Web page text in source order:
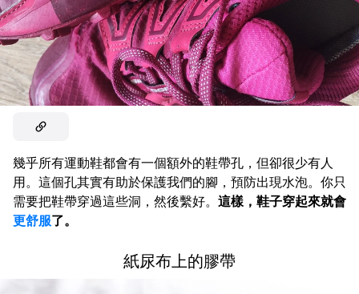
幾乎所有運動鞋都會有一個額外的鞋帶孔，但卻很少有人
用。這個孔其實有助於保護我們的腳，預防出現水泡。你只
需要把鞋帶穿過這些洞，然後繫好。 這樣，鞋子穿起來就會
更舒服了。
紙尿布上的膠帶